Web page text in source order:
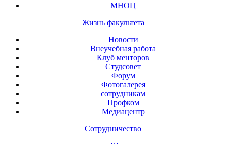
МНОЦ
Жизнь факультета
Новости
Внеучебная работа
Клуб менторов
Студсовет
Форум
Фотогалерея
сотрудникам
Профком
Медиацентр
Сотрудничество